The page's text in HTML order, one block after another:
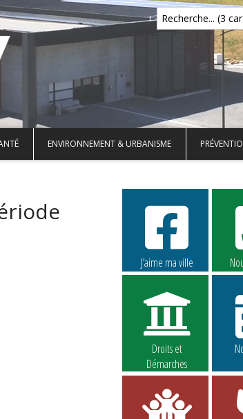
Recherche... (3
ENVIRONNEMENT & URBANISME
J’aime ma ville
Droits et
Démarches